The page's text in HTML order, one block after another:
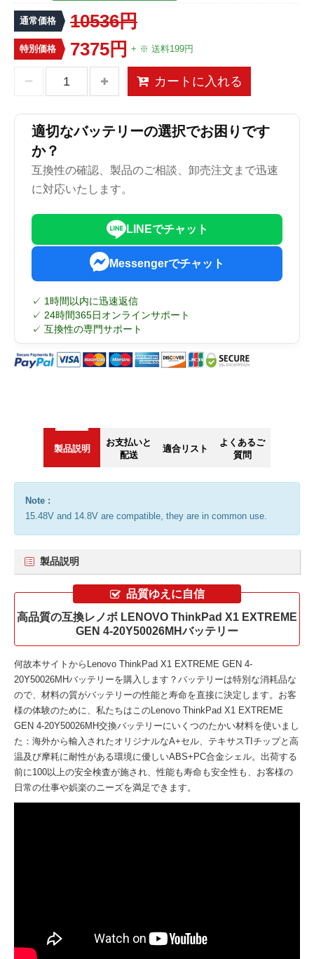
通常価格 10536円
特別価格 7375円 + ※ 送料199円
カートに入れる
適切なバッテリーの選択でお困りです
か？
互換性の確認、製品のご相談、卸売注文まで迅速
に対応いたします。
LINEでチャット
Messengerでチャット
✓ 1時間以内に迅速返信
✓ 24時間365日オンラインサポート
✓ 互換性の専門サポート
製品説明
お支払いと
配送
適合リスト
よくあるご
質問
Note :
15.48V and 14.8V are compatible, they are in common use.
製品説明
品質ゆえに自信
高品質の互換レノボ LENOVO ThinkPad X1 EXTREME
GEN 4-20Y50026MHバッテリー
何故本サイトから Lenovo ThinkPad X1 EXTREME GEN 4-
20Y50026MHバッテリーを購入します？バッテリーは特別な消耗品な
ので、材料の質がバッテリーの性能と寿命を直接に決定します。お客
様の体験のために、私たちはこのLenovo ThinkPad X1 EXTREME
GEN 4-20Y50026MH交換バッテリーにいくつのたかい材料を使いまし
た：海外から輸入されたオリジナルなA+セル、テキサスTIチップと高
温及び摩耗に耐性がある環境に優しいABS+PC合金シェル。出荷する
前に100以上の安全検査が施され、性能も寿命も安全性も、お客様の
日常の仕事や娯楽のニーズを満足できます。